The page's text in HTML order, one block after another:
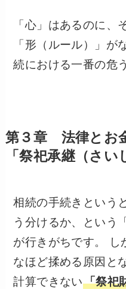
「心」はあるのに、
「形（ルール）」が
続における一番の危
第３章 法律とお
「祭祀承継（さい
相続の手続きという
う分けるか、という
が行きがちです。 し
なほど揉める原因と
計算できない「祭祀